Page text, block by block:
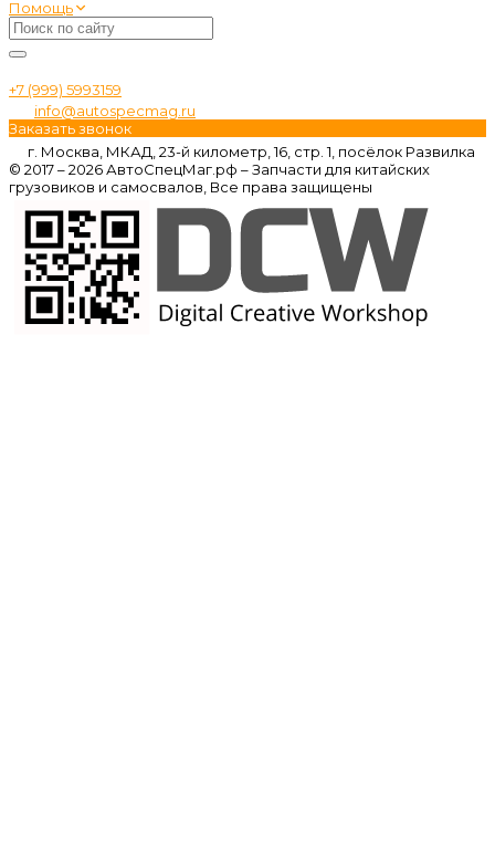
Помощь
+7 (999) 5993159
info@autospecmag.ru
Заказать звонок
г. Москва, МКАД, 23-й километр, 16, стр. 1, посёлок Развилка
© 2017 – 2026 АвтоСпецМаг.рф – Запчасти для китайских
грузовиков и самосвалов, Все права защищены